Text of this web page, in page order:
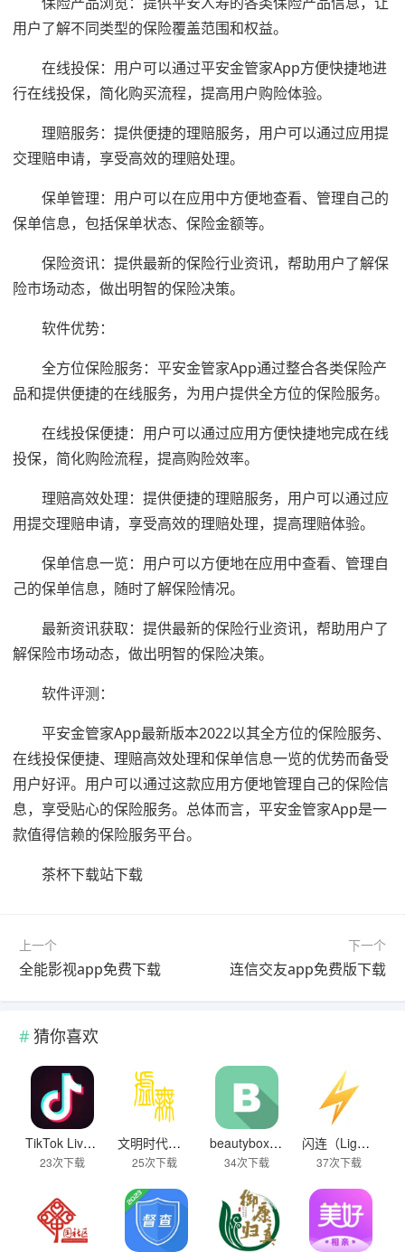
用户了解不同类型的保险覆盖范围和权益。
在线投保：用户可以通过平安金管家App方便快捷地进
行在线投保，简化购买流程，提高用户购险体验。
理赔服务：提供便捷的理赔服务，用户可以通过应用提
交理赔申请，享受高效的理赔处理。
保单管理：用户可以在应用中方便地查看、管理自己的
保单信息，包括保单状态、保险金额等。
保险资讯：提供最新的保险行业资讯，帮助用户了解保
险市场动态，做出明智的保险决策。
软件优势：
全方位保险服务：平安金管家App通过整合各类保险产
品和提供便捷的在线服务，为用户提供全方位的保险服务。
在线投保便捷：用户可以通过应用方便快捷地完成在线
投保，简化购险流程，提高购险效率。
理赔高效处理：提供便捷的理赔服务，用户可以通过应
用提交理赔申请，享受高效的理赔处理，提高理赔体验。
保单信息一览：用户可以方便地在应用中查看、管理自
己的保单信息，随时了解保险情况。
最新资讯获取：提供最新的保险行业资讯，帮助用户了
解保险市场动态，做出明智的保险决策。
软件评测：
平安金管家App最新版本2022以其全方位的保险服务、
在线投保便捷、理赔高效处理和保单信息一览的优势而备受
用户好评。用户可以通过这款应用方便地管理自己的保险信
息，享受贴心的保险服务。总体而言，平安金管家App是一
款值得信赖的保险服务平台。
茶杯下载站下载
上一个
全能影视app免费下载
下一个
连信交友app免费版下载
猜你喜欢
TikTok Live Wallpaper
23次下载
文明时代下载破解版无限金币最新版
25次下载
beautybox 小绿盒正版最新免费下载
34次下载
闪连（LightningX）加速器app
37次下载